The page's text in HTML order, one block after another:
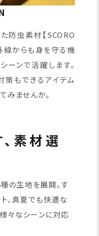
防虫素材【SCORO
線からも身を守る機
ーンで活躍します。
もできるアイテム
みませんか。
素材選
の生地を展開。す
、真夏でも快適な
々なシーンに対応